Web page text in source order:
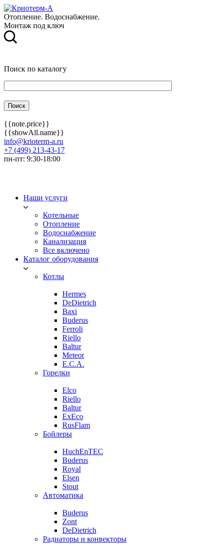
Отопление. Водоснабжение.
Монтаж под ключ
Поиск по каталогу
{{note.price}}
{{showAll.name}}
info@krioterm-a.ru
+7 (499) 213-43-17
пн-пт: 9:30-18:00
Наши услуги
Котельные
Отопление
Водоснабжение
Канализация
Все включено
Каталог оборудования
Котлы
Hermes
DeDietrich
Baxi
Buderus
Ferroli
Riello
Baltur
Meteor
E.C.A.
Горелки
Elco
Riello
Baltur
ExEco
RusFlam
Бойлеры
HuchEnTEC
Buderus
Royal
Elsen
Stout
Автоматика
Buderus
Zont
DeDietrich
Радиаторы и конвекторы